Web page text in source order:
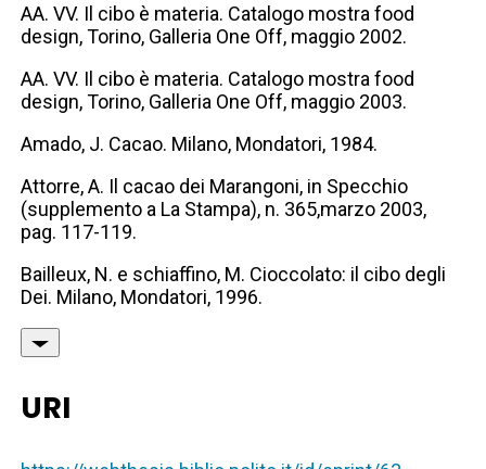
AA. VV. Il cibo è materia. Catalogo mostra food
design, Torino, Galleria One Off, maggio 2002.
AA. VV. Il cibo è materia. Catalogo mostra food
design, Torino, Galleria One Off, maggio 2003.
Amado, J. Cacao. Milano, Mondatori, 1984.
Attorre, A. Il cacao dei Marangoni, in Specchio
(supplemento a La Stampa), n. 365,marzo 2003,
pag. 117-119.
Bailleux, N. e schiaffino, M. Cioccolato: il cibo degli
Dei. Milano, Mondatori, 1996.
URI